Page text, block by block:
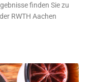
finden Sie zu
RWTH Aachen